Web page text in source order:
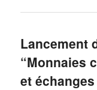
Lancement
“Monnaies
et